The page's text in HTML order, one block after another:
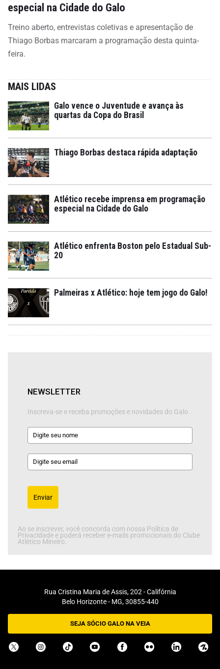
especial na Cidade do Galo
Treino aberto, entrevistas coletivas e apresentação de
Thiago Borbas marcaram a programação desta quinta-
feira.
MAIS LIDAS
Galo vence o Juventude e avança às
quartas da Copa do Brasil
Thiago Borbas destaca rápida adaptação
Atlético recebe imprensa em programação
especial na Cidade do Galo
Atlético enfrenta Boston pelo Estadual Sub-
20
Palmeiras x Atlético: hoje tem jogo do Galo!
NEWSLETTER
Inscreva-se e receba promoções e novidades do Galo
Enviar
Ao se inscrever, você concorda com nossa Política de
Privacidade e poderá receber e-mails promocionais do Clube
Atlético Mineiro.
Rua Cristina Maria de Assis, 202 - Califórnia
Belo Horizonte - MG, 30855-440
SEJA SÓCIO GALO NA VEIA